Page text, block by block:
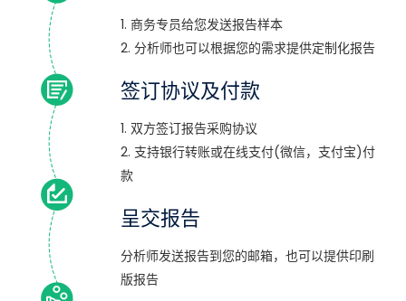
1. 商务专员给您发送报告样本
2. 分析师也可以根据您的需求提供定制化报告
签订协议及付款
1. 双方签订报告采购协议
2. 支持银行转账或在线支付(微信，支付宝)付
款
呈交报告
分析师发送报告到您的邮箱，也可以提供印刷
版报告